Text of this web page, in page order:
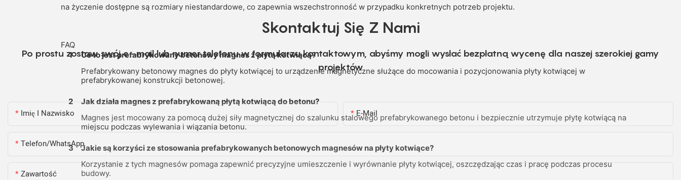
na życzenie dostępne są rozmiary niestandardowe, co zapewnia wszechstronność w przypadku konkretnych potrzeb projektu.
FAQ
1
Co to jest prefabrykowany betonowy magnes z płytą kotwiącą?
Prefabrykowany betonowy magnes do płyty kotwiącej to urządzenie magnetyczne służące do mocowania i pozycjonowania płyty kotwiącej w
prefabrykowanej konstrukcji betonowej.
2
Jak działa magnes z prefabrykowaną płytą kotwiącą do betonu?
Magnes jest mocowany za pomocą dużej siły magnetycznej do szalunku stalowego prefabrykowanego betonu i bezpiecznie utrzymuje płytę kotwiącą na
miejscu podczas wylewania i wiązania betonu.
3
Jakie są korzyści ze stosowania prefabrykowanych betonowych magnesów na płyty kotwiące?
Korzystanie z tych magnesów pomaga zapewnić precyzyjne umieszczenie i wyrównanie płyty kotwiącej, oszczędzając czas i pracę podczas procesu
budowy.
Skontaktuj Się Z Nami
Po prostu zostaw swój e -mail lub numer telefonu w formularzu kontaktowym, abyśmy mogli wysłać bezpłatną wycenę dla naszej szerokiej gamy
projektów
Imię I Nazwisko E-Mail
Telefon/WhatsApp
Zawartość